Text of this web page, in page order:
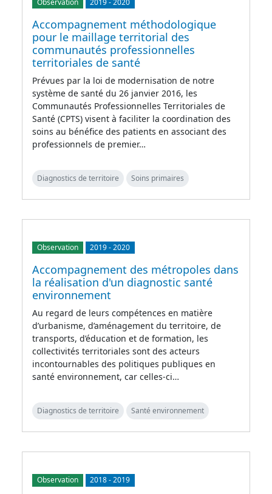
Observation 2019-2020
Accompagnement méthodologique
pour le maillage territorial des
communautés professionnelles
territoriales de santé
Prévues par la loi de modernisation de notre
système de santé du 26 janvier 2016, les
Communautés Professionnelles Territoriales de
Santé (CPTS) visent à faciliter la coordination des
soins au bénéfice des patients en associant des
professionnels de premier…
Diagnostics de territoire Soins primaires
Observation 2019-2020
Accompagnement des métropoles dans
la réalisation d'un diagnostic santé
environnement
Au regard de leurs compétences en matière
d’urbanisme, d’aménagement du territoire, de
transports, d’éducation et de formation, les
collectivités territoriales sont des acteurs
incontournables des politiques publiques en
santé environnement, car celles-ci…
Diagnostics de territoire Santé environnement
Observation 2018-2019